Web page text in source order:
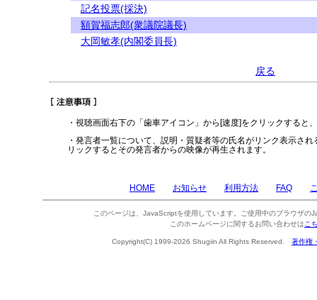
記名投票(採決)
額賀福志郎(衆議院議長)
大岡敏孝(内閣委員長)
戻る
・視聴画面右下の「歯車アイコン」から[速度]をクリックすると
・発言者一覧について、説明・質疑者等の氏名がリンク表示さ
リックするとその発言者からの映像が再生されます。
HOME お知らせ 利用方法 FAQ
このページは、JavaScriptを使用しています。ご使用中のブラウザの
このホームページに関するお問い合わせは こ
Copyright(C) 1999-2026 Shugiin All Rights Reserved. 著作権